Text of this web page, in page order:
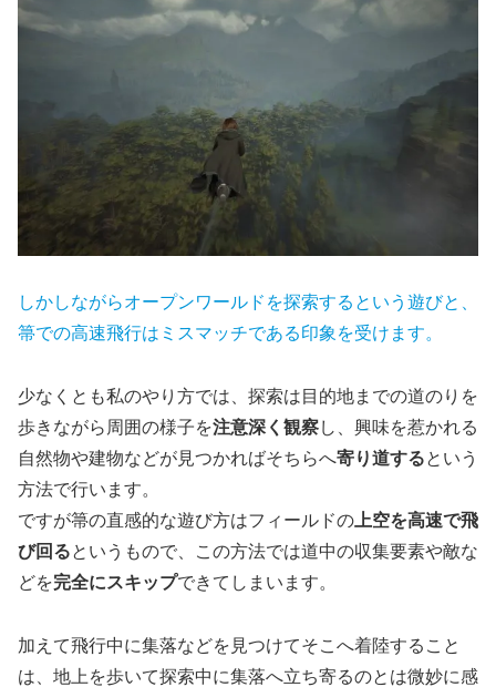
しかしながらオープンワールドを探索するという遊びと、
箒での高速飛行はミスマッチである印象を受けます。
少なくとも私のやり方では、探索は目的地までの道のりを
歩きながら周囲の様子を注意深く観察し、興味を惹かれる
自然物や建物などが見つかればそちらへ寄り道するという
方法で行います。
ですが箒の直感的な遊び方はフィールドの 上空を高速で飛
び回るというもので、この方法では道中の収集要素や敵な
どを完全にスキップできてしまいます。
加えて飛行中に集落などを見つけてそこへ着陸すること
は、地上を歩いて探索中に集落へ立ち寄るのとは微妙に感